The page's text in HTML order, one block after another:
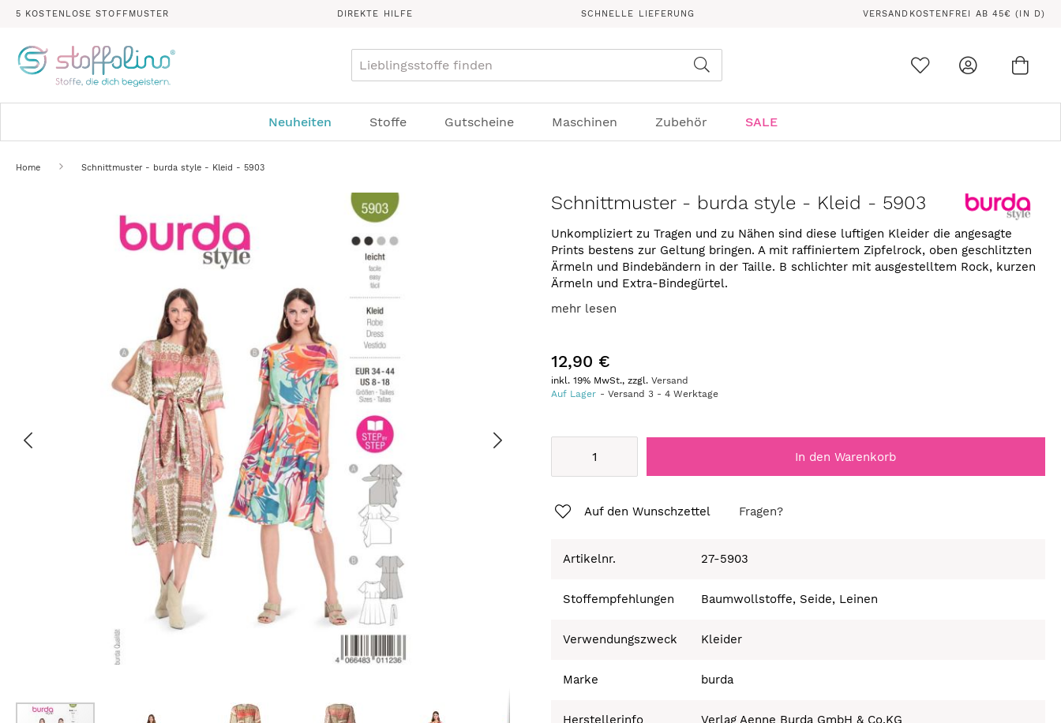
5 KOSTENLOSE STOFFMUSTER DIREKTE HILFE SCHNELLE LIEFERUNG VERSANDKOSTENFREI AB 45€ (IN D)
Suche
Neuheiten Stoffe Gutscheine Maschinen Zubehör SALE
Home Schnittmuster - burda style - Kleid - 5903
Schnittmuster - burda style - Kleid - 5903
Unkompliziert zu Tragen und zu Nähen sind diese luftigen Kleider die angesagte
Prints bestens zur Geltung bringen. A mit raffiniertem Zipfelrock, oben geschlitzten
Ärmeln und Bindebändern in der Taille. B schlichter mit ausgestelltem Rock, kurzen
Ärmeln und Extra-Bindegürtel.
mehr lesen
12,90 €
inkl. 19% MwSt., zzgl.Versand
Auf Lager
Versand3 -4 Werktage
In den Warenkorb
Auf den Wunschzettel Fragen?
Artikelnr. 27-5903
Stoffempfehlungen Baumwollstoffe, Seide, Leinen
Verwendungszweck Kleider
Marke burda
Herstellerinfo
Verlag Aenne Burda GmbH & Co.KG